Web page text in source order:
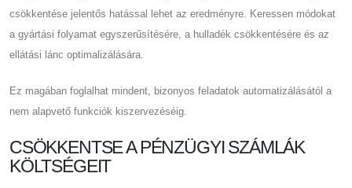
csökkentése jelentős hatással lehet az eredményre. Keressen módokat
a gyártási folyamat egyszerűsítésére, a hulladék csökkentésére és az
ellátási lánc optimalizálására.
Ez magában foglalhat mindent, bizonyos feladatok automatizálásától a
nem alapvető funkciók kiszervezéséig.
CSÖKKENTSE A PÉNZÜGYI SZÁMLÁK
KÖLTSÉGEIT